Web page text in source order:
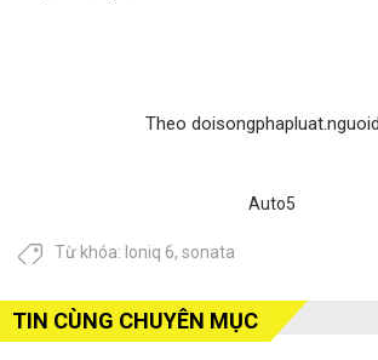
Theo
Auto5
Từ khóa: Ioniq 6, sonata
TIN CÙNG CHUYÊN MỤC